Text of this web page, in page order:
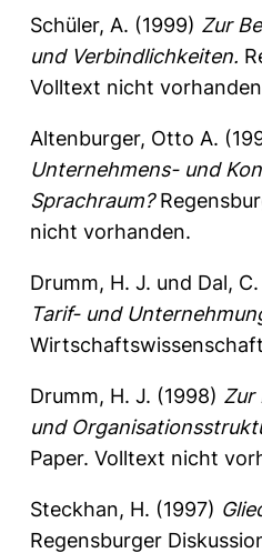
Schüler, A. (1999) Zur
und Verbindlichkeiten.
Volltext nicht
Altenburger, Otto A.
Unternehmens- und
Sprachraum?
nicht vorhanden.
Drumm, H. J. und Dal, C.
Tarif- und
Wirtschaftswissenschaft
Drumm, H. J. (1998) Zur
und
Paper. Volltext nicht
Steckhan, H. (1997)
Regensburger